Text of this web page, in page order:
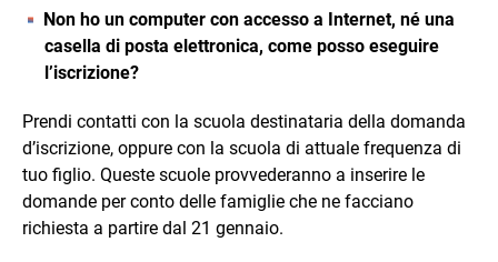
Non ho un computer con accesso a Internet, né una
casella di posta elettronica, come posso eseguire
l’iscrizione?
Prendi contatti con la scuola destinataria della domanda
d’iscrizione, oppure con la scuola di attuale frequenza di
tuo figlio. Queste scuole provvederanno a inserire le
domande per conto delle famiglie che ne facciano
richiesta a partire dal 21 gennaio.